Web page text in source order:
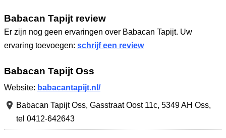
Babacan Tapijt review
Er zijn nog geen ervaringen over Babacan Tapijt. Uw
ervaring toevoegen: schrijf een review
Babacan Tapijt Oss
Website: babacantapijt.nl/
Babacan Tapijt Oss, Gasstraat Oost 11c, 5349 AH Oss,
tel 0412-642643